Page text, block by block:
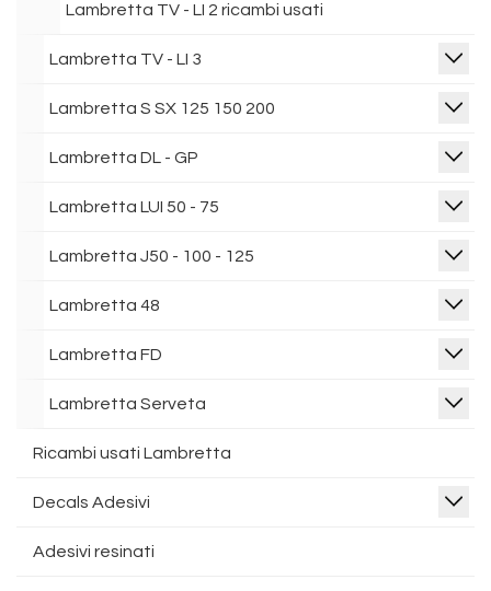
Lambretta TV - LI 2 ricambi usati
Lambretta TV - LI 3
Lambretta S SX 125 150 200
Lambretta DL - GP
Lambretta LUI 50 - 75
Lambretta J50 - 100 - 125
Lambretta 48
Lambretta FD
Lambretta Serveta
Ricambi usati Lambretta
Decals Adesivi
Adesivi resinati